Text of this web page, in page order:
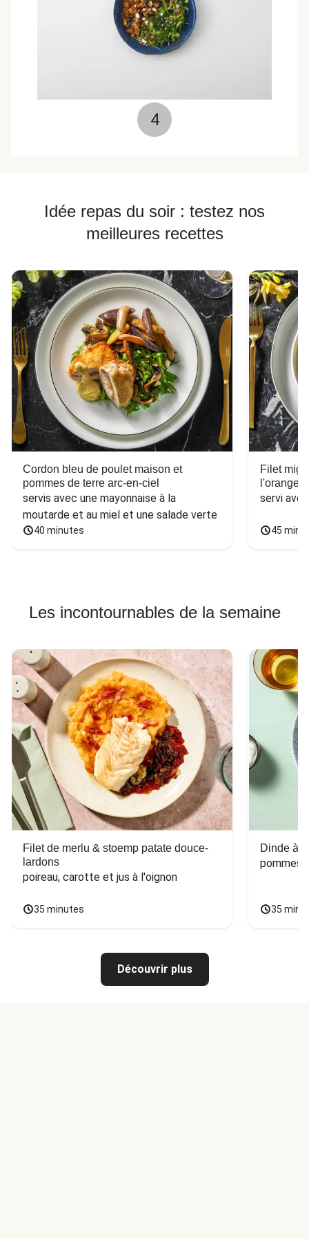
4
Idée repas du soir : testez nos
meilleures recettes
Cordon bleu de poulet maison et
pommes de terre arc-en-ciel
servis avec une mayonnaise à la
moutarde et au miel et une salade verte
40 minutes
Filet
l'orange
servi
45
Les incontournables de la semaine
Filet de merlu & stoemp patate douce-
lardons
poireau, carotte et jus à l'oignon
35 minutes
Dinde à
pommes
35
Découvrir plus